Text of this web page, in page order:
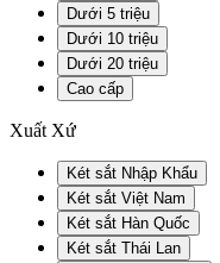
Dưới 5 triệu
Dưới 10 triệu
Dưới 20 triệu
Cao cấp
Xuất Xứ
Két sắt Nhập Khẩu
Két sắt Việt Nam
Két sắt Hàn Quốc
Két sắt Thái Lan